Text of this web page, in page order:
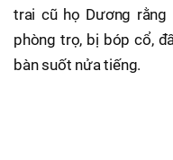
trai cũ họ Dương
phòng trọ, bị bóp cổ,
bàn suốt nửa tiếng.